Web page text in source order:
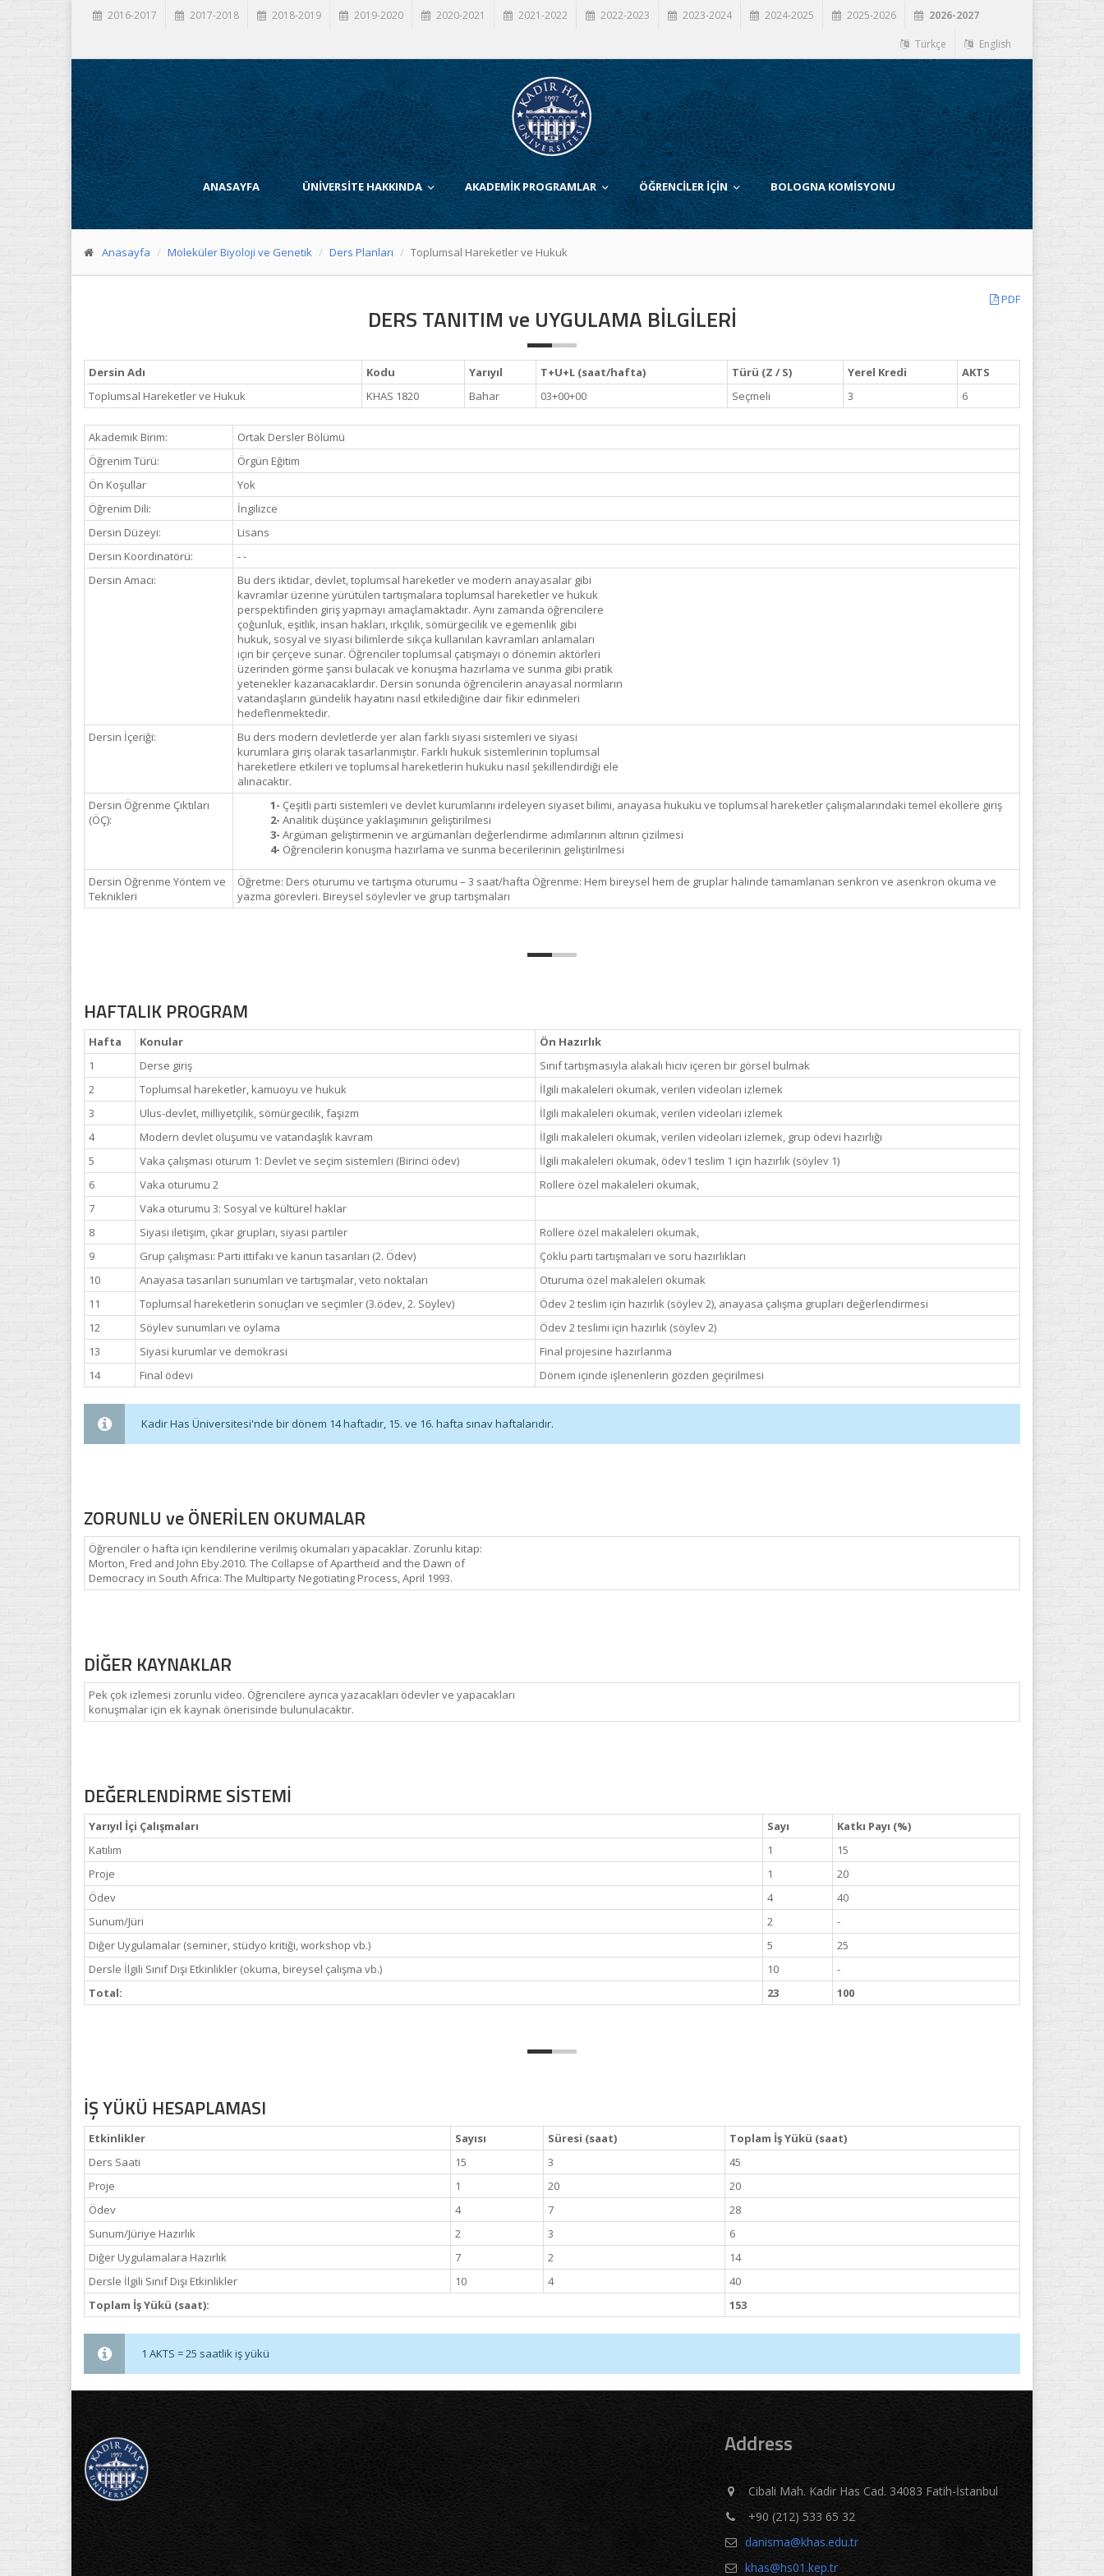
2016-2017 2017-2018 2018-2019 2019-2020 2020-2021 2021-2022 2022-2023 2023-2024 2024-2025 2025-2026 2026-2027
Türkçe English
ANASAYFA ÜNİVERSİTE HAKKINDA AKADEMİK PROGRAMLAR ÖĞRENCİLER İÇİN BOLOGNA KOMİSYONU
Anasayfa Moleküler Biyoloji ve Genetik Ders Planları Toplumsal Hareketler ve Hukuk
PDF
DERS TANITIM ve UYGULAMA BİLGİLERİ
Dersin Adı Kodu Yarıyıl T+U+L (saat/hafta) Türü (Z / S) Yerel Kredi
AKTS
Toplumsal Hareketler ve Hukuk
KHAS 1820 Bahar 03+00+00 Seçmeli 3 6
Akademik Birim:
Ortak Dersler Bölümü
Öğrenim Türü:
Örgün Eğitim
Ön Koşullar
Yok
Öğrenim Dili:
İngilizce
Dersin Düzeyi:
Lisans
Dersin Koordinatörü:
- -
Dersin Amacı:
Bu ders iktidar, devlet, toplumsal hareketler ve modern anayasalar gibi
kavramlar üzerine yürütülen tartışmalara toplumsal hareketler ve hukuk
perspektifinden giriş yapmayı amaçlamaktadır. Aynı zamanda öğrencilere
çoğunluk, eşitlik, insan hakları, ırkçılık, sömürgecilik ve egemenlik gibi
hukuk, sosyal ve siyasi bilimlerde sıkça kullanılan kavramları anlamaları
için bir çerçeve sunar. Öğrenciler toplumsal çatışmayı o dönemin aktörleri
üzerinden görme şansı bulacak ve konuşma hazırlama ve sunma gibi pratik
yetenekler kazanacaklardır. Dersin sonunda öğrencilerin anayasal normların
vatandaşların gündelik hayatını nasıl etkilediğine dair fikir edinmeleri
hedeflenmektedir.
Dersin İçeriği:
Bu ders modern devletlerde yer alan farklı siyasi sistemleri ve siyasi
kurumlara giriş olarak tasarlanmıştır. Farklı hukuk sistemlerinin toplumsal
hareketlere etkileri ve toplumsal hareketlerin hukuku nasıl şekillendirdiği ele
alınacaktır.
Dersin Öğrenme Çıktıları
(ÖÇ):
1- Çeşitli parti sistemleri ve devlet kurumlarını irdeleyen siyaset bilimi, anayasa hukuku ve toplumsal hareketler çalışmalarındaki temel ekollere giriş
2- Analitik düşünce yaklaşımının geliştirilmesi
3- Argüman geliştirmenin ve argümanları değerlendirme adımlarının altının çizilmesi
4- Öğrencilerin konuşma hazırlama ve sunma becerilerinin geliştirilmesi
Dersin Öğrenme Yöntem ve
Teknikleri
Öğretme: Ders oturumu ve tartışma oturumu – 3 saat/hafta Öğrenme: Hem bireysel hem de gruplar halinde tamamlanan senkron ve asenkron okuma ve
yazma görevleri. Bireysel söylevler ve grup tartışmaları
HAFTALIK PROGRAM
Hafta Konular
Ön Hazırlık
1
Derse giriş
Sınıf tartışmasıyla alakalı hiciv içeren bir görsel bulmak
2
Toplumsal hareketler, kamuoyu ve hukuk
İlgili makaleleri okumak, verilen videoları izlemek
3
Ulus-devlet, milliyetçilik, sömürgecilik, faşizm
İlgili makaleleri okumak, verilen videoları izlemek
4
Modern devlet oluşumu ve vatandaşlık kavram
İlgili makaleleri okumak, verilen videoları izlemek, grup ödevi hazırlığı
5
Vaka çalışması oturum 1: Devlet ve seçim sistemleri (Birinci ödev)
İlgili makaleleri okumak, ödev1 teslim 1 için hazırlık (söylev 1)
6
Vaka oturumu 2
Rollere özel makaleleri okumak,
7
Vaka oturumu 3: Sosyal ve kültürel haklar
8
Siyasi iletişim, çıkar grupları, siyasi partiler
Rollere özel makaleleri okumak,
9
Grup çalışması: Parti ittifakı ve kanun tasarıları (2. Ödev)
Çoklu parti tartışmaları ve soru hazırlıkları
10
Anayasa tasarıları sunumları ve tartışmalar, veto noktaları
Oturuma özel makaleleri okumak
11
Toplumsal hareketlerin sonuçları ve seçimler (3.ödev, 2. Söylev)
Ödev 2 teslim için hazırlık (söylev 2), anayasa çalışma grupları değerlendirmesi
12
Söylev sunumları ve oylama
Ödev 2 teslimi için hazırlık (söylev 2)
13
Siyasi kurumlar ve demokrasi
Final projesine hazırlanma
14
Final ödevi Dönem içinde işlenenlerin gözden geçirilmesi
Kadir Has Üniversitesi'nde bir dönem 14 haftadır, 15. ve 16. hafta sınav haftalarıdır.
ZORUNLU ve ÖNERİLEN OKUMALAR
Öğrenciler o hafta için kendilerine verilmiş okumaları yapacaklar. Zorunlu kitap:
Morton, Fred and John Eby.2010. The Collapse of Apartheid and the Dawn of
Democracy in South Africa: The Multiparty Negotiating Process, April 1993.
DİĞER KAYNAKLAR
Pek çok izlemesi zorunlu video. Öğrencilere ayrıca yazacakları ödevler ve yapacakları
konuşmalar için ek kaynak önerisinde bulunulacaktır.
DEĞERLENDİRME SİSTEMİ
Yarıyıl İçi Çalışmaları Sayı
Katkı Payı (%)
Katılım
1
15
Proje
1
20
Ödev
4
40
Sunum/Jüri
2
-
Diğer Uygulamalar (seminer, stüdyo kritiği, workshop vb.)
5
25
Dersle İlgili Sınıf Dışı Etkinlikler (okuma, bireysel çalışma vb.)
10
-
Total:
23 100
İŞ YÜKÜ HESAPLAMASI
Etkinlikler Sayısı Süresi (saat)
Toplam İş Yükü (saat)
Ders Saati
15 3
45
Proje
1 20
20
Ödev
4 7
28
Sunum/Jüriye Hazırlık
2 3
6
Diğer Uygulamalara Hazırlık
7 2
14
Dersle İlgili Sınıf Dışı Etkinlikler
10 4
40
Toplam İş Yükü (saat):
153
1 AKTS = 25 saatlik iş yükü
Address
Cibali Mah. Kadir Has Cad. 34083 Fatih-İstanbul
+90 (212) 533 65 32
danisma@khas.edu.tr
khas@hs01.kep.tr